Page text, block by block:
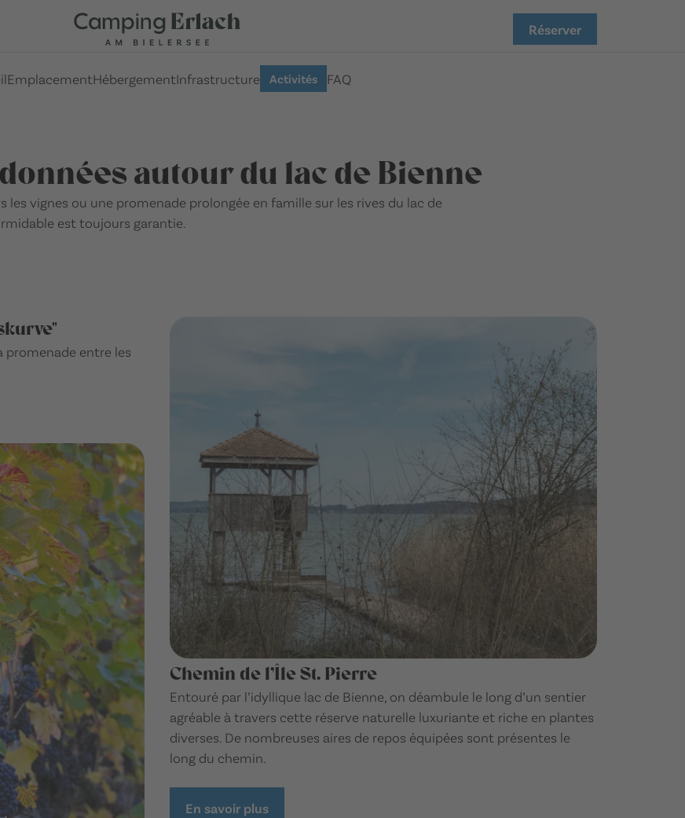
Réserver
EmplacementHébergementInfrastructure Activités FAQ
autour du lac de Bienne
vignes ou une promenade prolongée en famille sur les rives du lac de
est toujours garantie.
promenade entre les
Chemin de l’Île St. Pierre
Entouré par l’idyllique lac de Bienne, on déambule le long d’un sentier
agréable à travers cette réserve naturelle luxuriante et riche en plantes
diverses. De nombreuses aires de repos équipées sont présentes le
long du chemin.
En savoir plus